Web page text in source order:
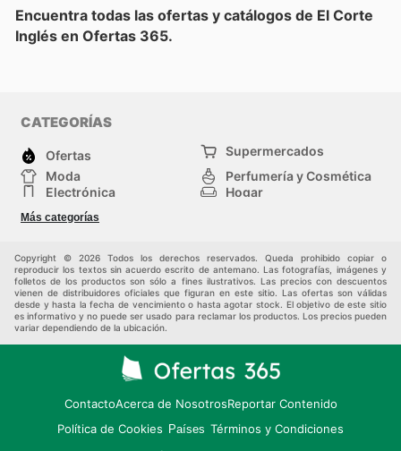
Encuentra todas las ofertas y catálogos de El Corte
Inglés en Ofertas 365.
CATEGORÍAS
Ofertas
Supermercados
Moda
Perfumería y Cosmética
Electrónica
Hogar
Deporte
Juguetes y bebés
Más categorías
Copyright © 2026 Todos los derechos reservados. Queda prohibido copiar o
reproducir los textos sin acuerdo escrito de antemano. Las fotografías, imágenes y
folletos de los productos son sólo a fines ilustrativos. Las precios con descuentos
vienen de distribuidores oficiales que figuran en este sitio. Las ofertas son válidas
desde y hasta la fecha de vencimiento o hasta agotar stock. El objetivo de este sitio
es informativo y no puede ser usado para reclamar los productos. Los precios pueden
variar dependiendo de la ubicación.
ContactoAcerca de NosotrosReportar Contenido
Política de Cookies Países Términos y Condiciones